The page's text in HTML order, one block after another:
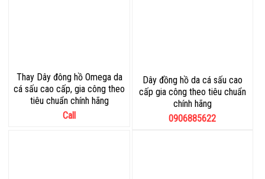
Thay Dây đông hồ Omega da
cá sấu cao cấp, gia công theo
tiêu chuẩn chính hãng
Call
Dây đồng hồ da cá sấu cao
cấp gia công theo tiêu chuẩn
chính hãng
0906885622